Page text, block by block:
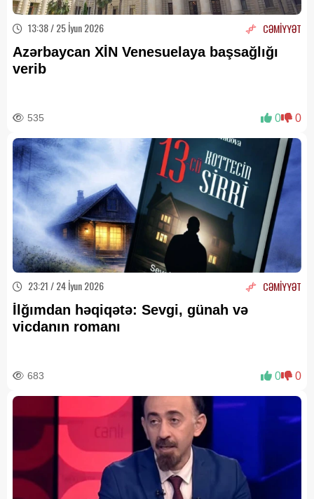
13:38 / 25 İyun 2026 CƏMİYYƏT
Azərbaycan XİN Venesuelaya başsağlığı
verib
535 0 0
23:21 / 24 İyun 2026 CƏMİYYƏT
İlğımdan həqiqətə: Sevgi, günah və
vicdanın romanı
683 0 0